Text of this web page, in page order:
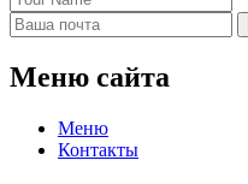
Меню сайта
Меню
Контакты